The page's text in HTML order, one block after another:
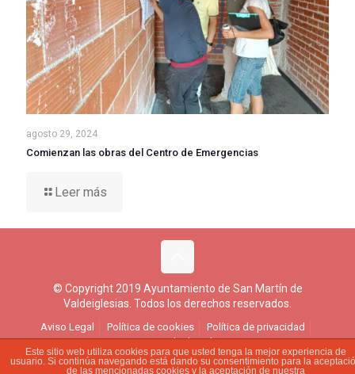
agosto 29, 2024
Comienzan las obras del Centro de Emergencias
Leer más
© Copyright 2019 Ayuntamiento de San Martín de
Valdeiglesias. Todos los derechos reservados.
Aviso Legal Política de cookies
Política de privacidad
Ejercicio de derechos
Este sitio web utiliza cookies para que usted tenga la mejor experiencia de
usuario. Si continúa navegando está dando su consentimiento para la
de las mencionadas cookies y la aceptación de nuestra